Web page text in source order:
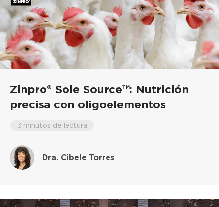
Zinpro® Sole Source™: Nutrición
precisa con oligoelementos
3 minutos de lectura
Dra. Cibele Torres